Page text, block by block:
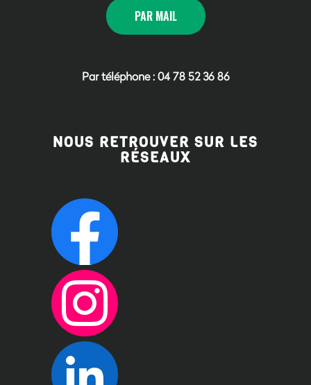
PAR MAIL
Par téléphone : 04 78 52 36 86
NOUS RETROUVER SUR LES
RÉSEAUX